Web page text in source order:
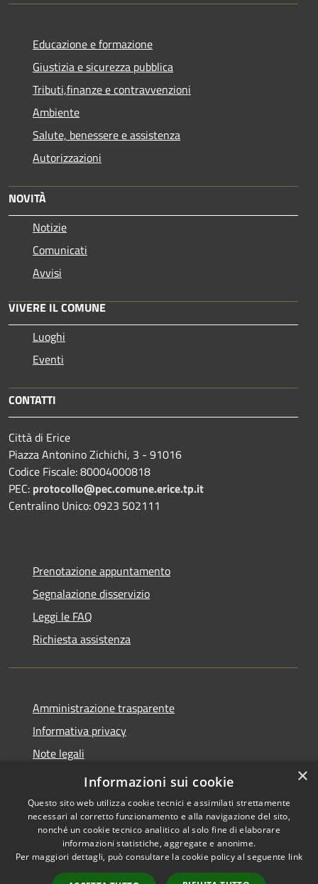
Educazione e formazione
Giustizia e sicurezza pubblica
Tributi,finanze e contravvenzioni
Ambiente
Salute, benessere e assistenza
Autorizzazioni
NOVITÀ
Notizie
Comunicati
Avvisi
VIVERE IL COMUNE
Luoghi
Eventi
CONTATTI
Città di Erice
Piazza Antonino Zichichi, 3 - 91016
Codice Fiscale: 80004000818
PEC: protocollo@pec.comune.erice.tp.it
Centralino Unico: 0923 502111
Prenotazione appuntamento
Segnalazione disservizio
Leggi le FAQ
Richiesta assistenza
Amministrazione trasparente
Informativa privacy
Note legali
Dichiarazione di accessibilità
Accessibilità
Copyright © 2026 • Città di
Erice • Powered by
×
Informazioni sui cookie
Questo sito web utilizza cookie tecnici e assimilati strettamente
necessari al corretto funzionamento e alla navigazione del sito,
nonché un cookie tecnico analitico al solo fine di elaborare
informazioni statistiche, aggregate e anonime.
Per maggiori dettagli, può consultare la cookie policy al seguente link